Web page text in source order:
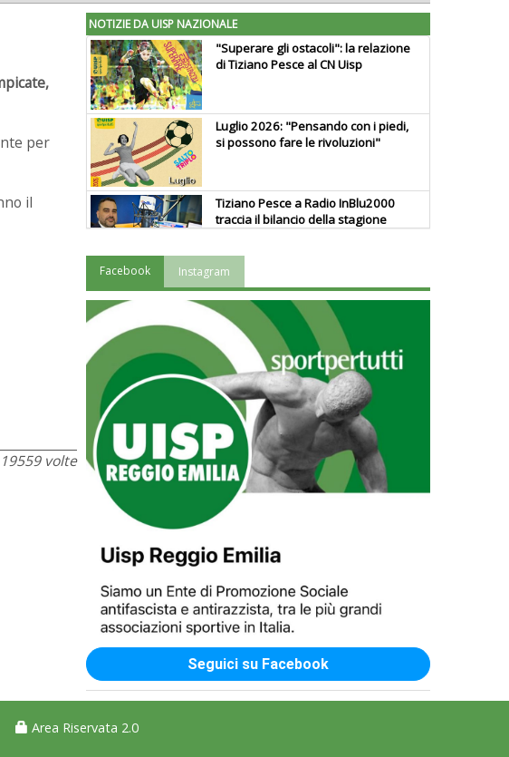
per
il
volte
NOTIZIE DA UISP NAZIONALE
"Superare gli ostacoli": la relazione
di Tiziano Pesce al CN Uisp
Luglio 2026: "Pensando con i piedi,
si possono fare le rivoluzioni"
Tiziano Pesce a Radio InBlu2000
traccia il bilancio della stagione
valorizzi le nostre specificità"
La formazione Uisp rallenta ma
prosegue anche in estate
Tiziano Pesce nel Cda di
Fondazione Terzjus: prima riunione
a Roma
Facebook Instagram
Seguici su Facebook
Area Riservata 2.0